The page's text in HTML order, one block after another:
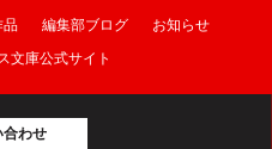
品 編集部ブログ
お知らせ
文庫公式サイト
合わせ